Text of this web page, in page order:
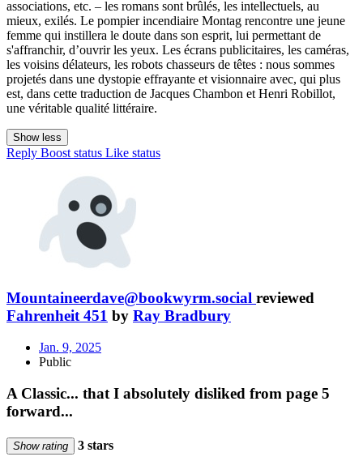
associations, etc. – les romans sont brûlés, les intellectuels, au
mieux, exilés. Le pompier incendiaire Montag rencontre une jeune
femme qui instillera le doute dans son esprit, lui permettant de
s'affranchir, d’ouvrir les yeux. Les écrans publicitaires, les caméras,
les voisins délateurs, les robots chasseurs de têtes : nous sommes
projetés dans une dystopie effrayante et visionnaire avec, qui plus
est, dans cette traduction de Jacques Chambon et Henri Robillot,
une véritable qualité littéraire.
Show less
Reply Boost status Like status
Mountaineerdave@bookwyrm.social reviewed
Fahrenheit 451 by Ray Bradbury
Jan. 9, 2025
Public
A Classic... that I absolutely disliked from page 5
forward...
Show rating 3 stars